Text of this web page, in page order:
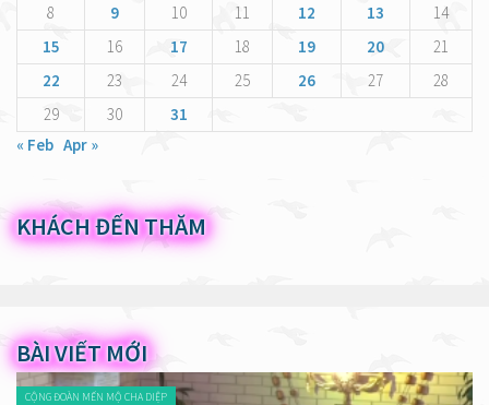
8
9 10 11 12 13
14
15
16 17 18 19 20
21
22
23 24 25 26 27
28
29
30
31
« Feb Apr »
KHÁCH ĐẾN THĂM
BÀI VIẾT MỚI
CỘNG ĐOÀN MẾN MỘ CHA DIỆP